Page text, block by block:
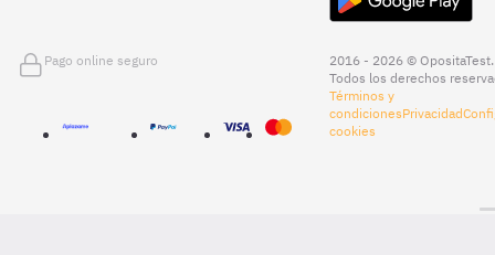
Pago online seguro
2016 - 2026 © OpositaTest.
Todos los derechos
Términos y
condicionesPrivacidad
cookies